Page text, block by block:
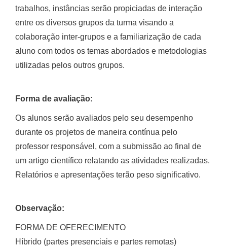
trabalhos, instâncias serão propiciadas de interação
entre os diversos grupos da turma visando a
colaboração inter-grupos e a familiarização de cada
aluno com todos os temas abordados e metodologias
utilizadas pelos outros grupos.
Forma de avaliação:
Os alunos serão avaliados pelo seu desempenho
durante os projetos de maneira contínua pelo
professor responsável, com a submissão ao final de
um artigo científico relatando as atividades realizadas.
Relatórios e apresentações terão peso significativo.
Observação:
FORMA DE OFERECIMENTO
Híbrido (partes presenciais e partes remotas)